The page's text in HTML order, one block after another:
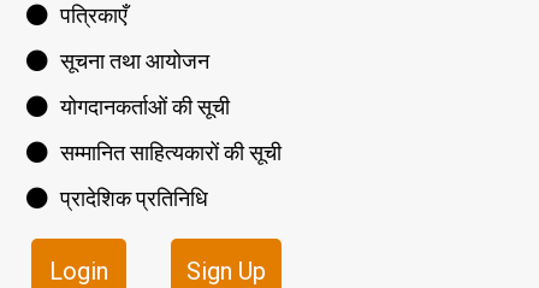
पत्रिकाएँ
सूचना तथा आयोजन
योगदानकर्ताओं की सूची
सम्मानित साहित्यकारों की सूची
प्रादेशिक प्रतिनिधि
Login Sign Up